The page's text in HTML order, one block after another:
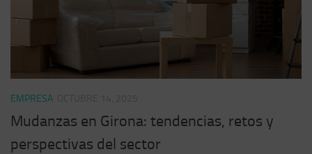
EMPRESA
Mudanzas en Girona: tendencias, retos y
perspectivas del sector